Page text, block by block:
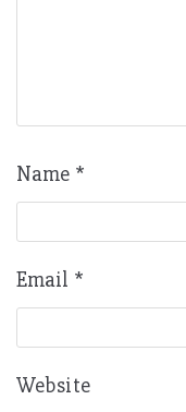
Name *
Email *
Website